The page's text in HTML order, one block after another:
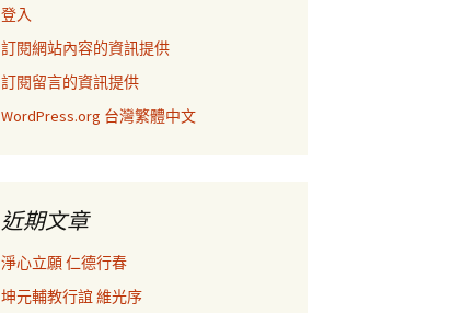
登入
訂閱網站內容的資訊提供
訂閱留言的資訊提供
WordPress.org 台灣繁體中文
近期文章
淨心立願 仁德行春
坤元輔教行誼 維光序